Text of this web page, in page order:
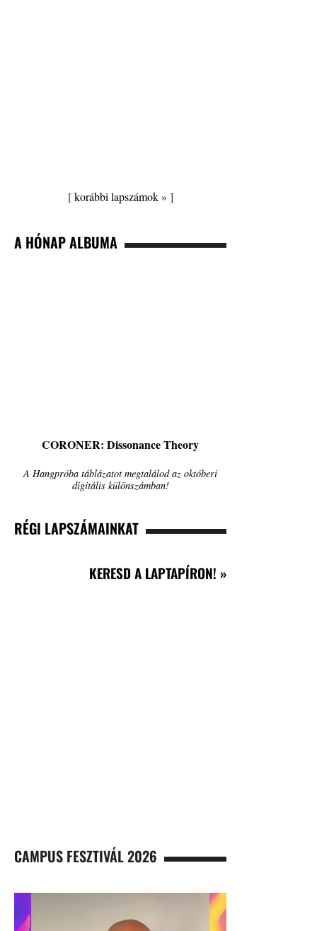
[korábbi lapszámok » ]
A HÓNAP ALBUMA
CORONER: Dissonance Theory
A Hangpróba táblázatot megtalálod az októberi
digitális különszámban!
RÉGI LAPSZÁMAINKAT
KERESD A LAPTAPÍRON! »
CAMPUS FESZTIVÁL 2026